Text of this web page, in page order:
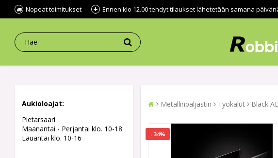
Nopeat toimitukset Ennen klo 12.00 tehdyt tilaukset lähetetään samana
Aukioloajat:
Pietarsaari
Maanantai - Perjantai klo. 10-18
Lauantai klo. 10-16
Metallinpaljastin Työkalut Black
- 34%